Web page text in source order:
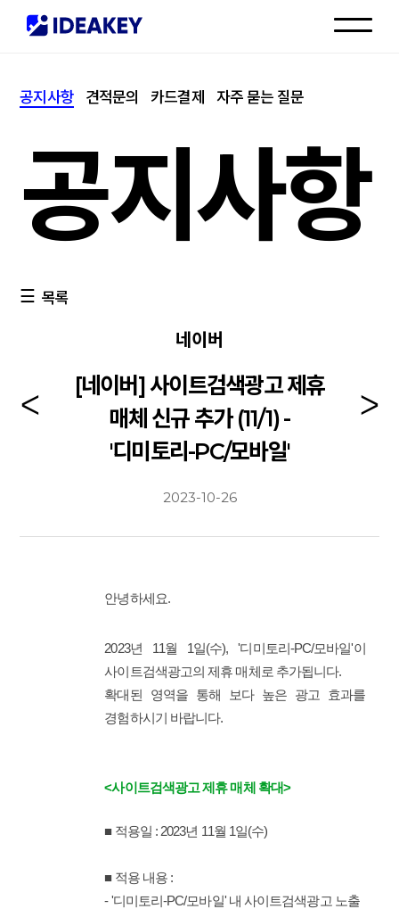
고객센터
공지사항 견적문의 카드결제 자주 묻는 질문
공지사항
목록
네이버
[네이버] 사이트검색광고 제휴
매체 신규 추가 (11/1) -
'디미토리-PC/모바일'
2023-10-26
안녕하세요.
2023년 11월 1일(수),'디미토리-PC/모바일'이
사이트검색광고의 제휴 매체로 추가됩니다.
확대된 영역을 통해 보다 높은 광고 효과를
경험하시기 바랍니다.
<사이트검색광고 제휴 매체 확대>
■ 적용일 : 2023년 11월 1일(수)
■ 적용 내용 :
- '디미토리-PC/모바일' 내 사이트검색광고 노출